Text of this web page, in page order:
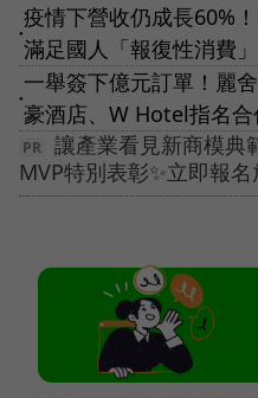
●
疫情下營收仍成長60%
滿足國人「報復性消費」
●
一舉簽下億元訂單！麗
豪酒店、W Hotel指名合
讓產業看見新商模典
MVP特別表彰✨立即報